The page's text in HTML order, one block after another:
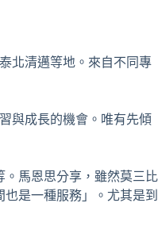
北清邁等地。來自不同專
與成長的機會。唯有先傾
馬恩思分享，雖然莫三比
是一種服務」。尤其是到